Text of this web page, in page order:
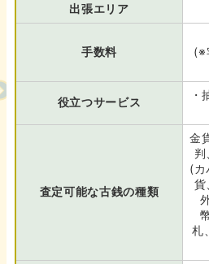
出張エリア
手数料
(※
役立つサービス
・
査定可能な古銭の種類
金
(カ
貨
札